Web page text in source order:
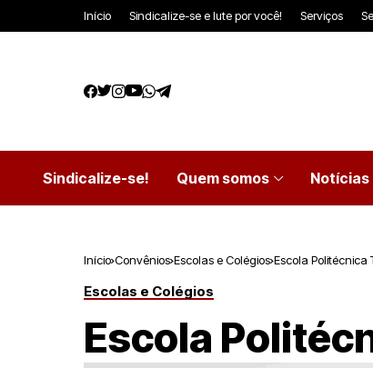
Início Sindicalize-se e lute por você! Serviços
Sindicalize-se! Quem somos Notícias
Início Convênios Escolas e Colégios Escola Politécnica
Escolas e Colégios
Escola